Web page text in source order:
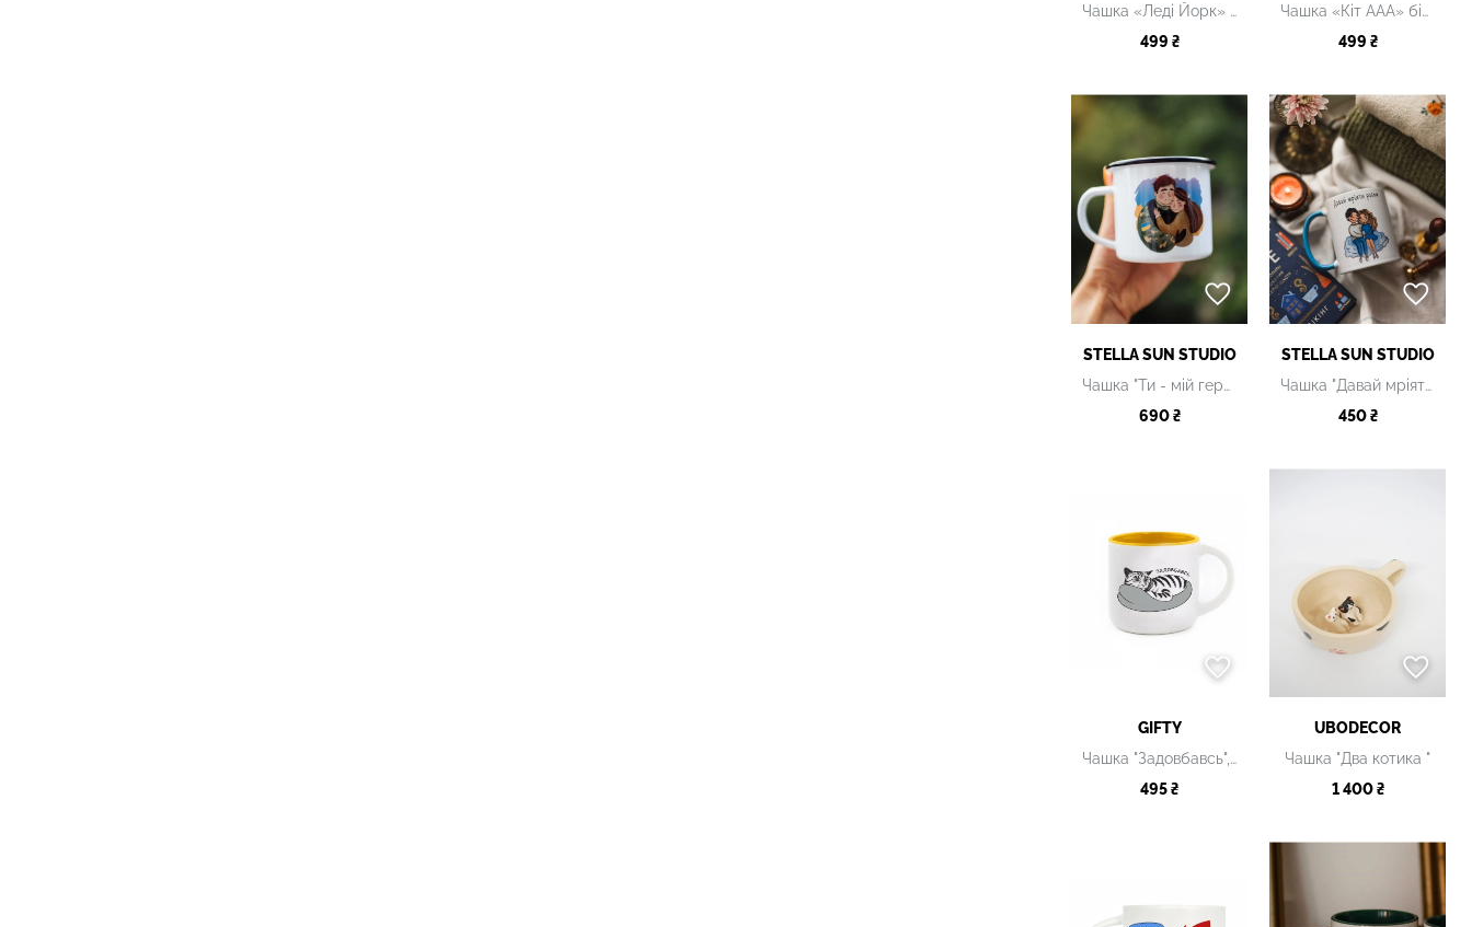
Чашка «Леді Йорк» біла
499 ₴
Чашка «Кіт ААА» білий
499 ₴
STELLA SUN STUDIO
Чашка "Ти - мій герой" металева
690 ₴
STELLA SUN STUDIO
Чашка "Давай мріяти разом" керамічна
450 ₴
GIFTY
Чашка "Задовбавсь", 350 мл
495 ₴
UBODECOR
Чашка "Два котика "
1 400 ₴